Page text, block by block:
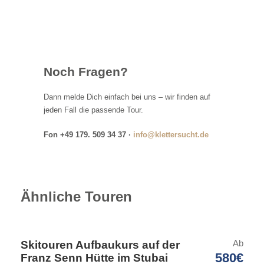
Noch Fragen?
Dann melde Dich einfach bei uns – wir finden auf
jeden Fall die passende Tour.
Fon +49 179. 509 34 37 · info@klettersucht.de
Details
Treffpunkt
Preis inklusiv
Lawinenschaufel, Lawinensonde)
Ähnliche Touren
Skitouren Aufbaukurs auf der
Franz Senn Hütte im Stubai
Ab
580€